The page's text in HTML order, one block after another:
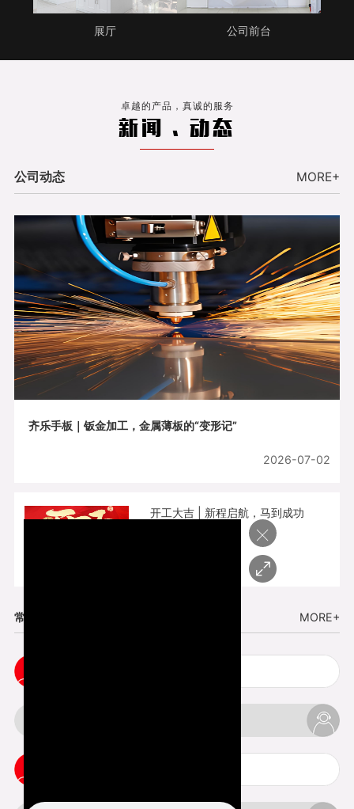
展厅 公司前台
卓越的产品，真诚的服务
新闻 . 动态
公司动态 MORE+
齐乐手板｜钣金加工，金属薄板的“变形记”
2026-07-02
开工大吉 | 新程启航，马到成功
常见问题 MORE+
×